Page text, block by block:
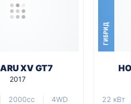
XV GT7
2017
2000cc 4WD
ГИБРИД
22 кВт